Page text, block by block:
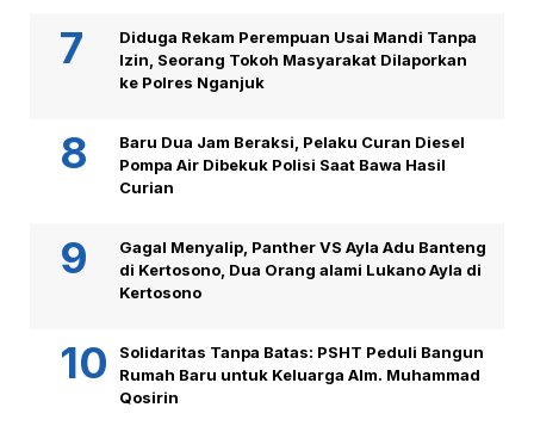
Diduga Rekam Perempuan Usai Mandi Tanpa
Izin, Seorang Tokoh Masyarakat Dilaporkan
ke Polres Nganjuk
Baru Dua Jam Beraksi, Pelaku Curan Diesel
Pompa Air Dibekuk Polisi Saat Bawa Hasil
Curian
Gagal Menyalip, Panther VS Ayla Adu Banteng
di Kertosono, Dua Orang alami Lukano Ayla di
Kertosono
Solidaritas Tanpa Batas: PSHT Peduli Bangun
Rumah Baru untuk Keluarga Alm. Muhammad
Qosirin